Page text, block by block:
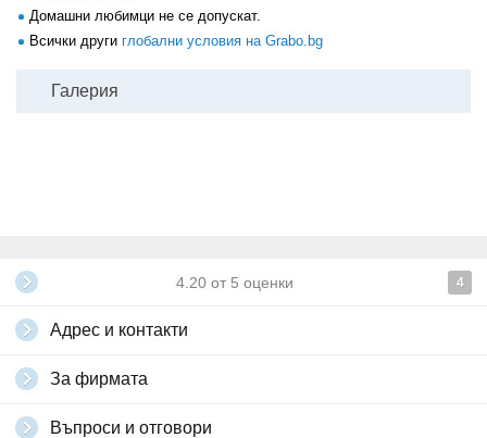
Домашни любимци не се допускат.
Всички други глобални условия на Grabo.bg
Галерия
4.20 от 5 оценки 4
Адрес и контакти
За фирмата
Въпроси и отговори